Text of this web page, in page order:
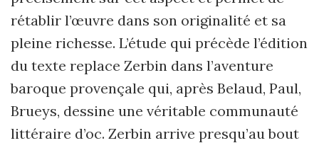
rétablir l’œuvre dans son originalité et sa
pleine richesse. L’étude qui précède l’édition
du texte replace Zerbin dans l’aventure
baroque provençale qui, après Belaud, Paul,
Brueys, dessine une véritable communauté
littéraire d’oc. Zerbin arrive presqu’au bout